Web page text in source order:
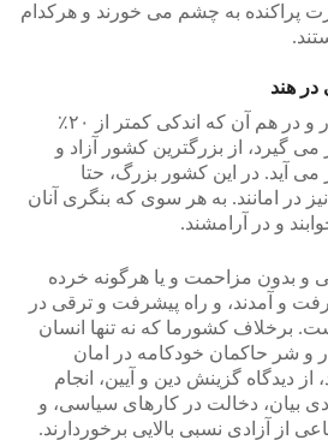
پراکنده به چشم می خورند و هرکدام
در هند
هندوستان با جمعیت بسیار و در هم آن که اندکی کمتر از ۲۰٪
گیرد، از بزرگترین کشور آزاد و
آید. در این کشور بزرگ، حتا
در امانند. به هر سوی که بنگری آنان
و در آرامشند.
و بدون مزاحمت و یا هرگونه خرده
و آمدند، و راه پیشرفت و ترقی در
برخلاف کشورما که نه تنها انسان
و شر حاکمان خودکامه در امان
از دیدگاه گزینش دین و آیین، انجام
بیان، دخالت در کارهای سیاسی، و
از آزادی نسبی بالایی برخوردارند.